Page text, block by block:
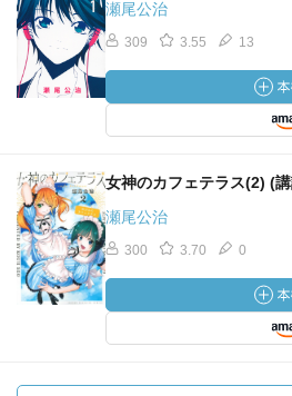
瀬尾公治
309 3.55 13
女神のカフェテラス(2) (
瀬尾公治
300 3.70 0